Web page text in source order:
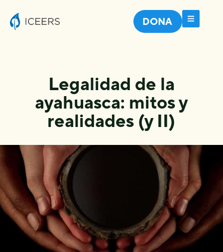
DONA
Legalidad de la
ayahuasca: mitos y
realidades (y II)